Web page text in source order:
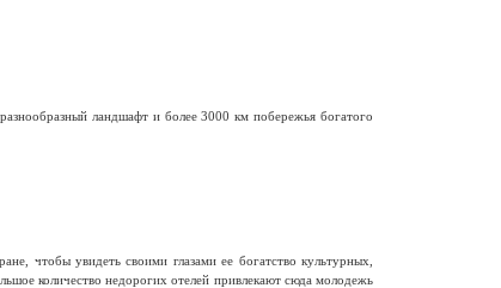
ландшафт и более 3000 км побережья богатого
чтобы увидеть своими глазами ее богатство культурных,
количество недорогих отелей привлекают сюда молодежь